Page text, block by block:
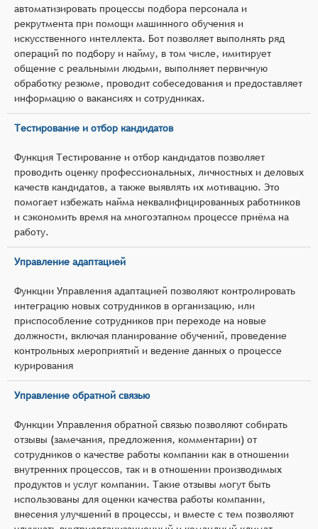
автоматизировать процессы подбора персонала и
рекрутмента при помощи машинного обучения и
искусственного интеллекта. Бот позволяет выполнять ряд
операций по подбору и найму, в том числе, имитирует
общение с реальными людьми, выполняет первичную
обработку резюме, проводит собеседования и предоставляет
информацию о вакансиях и сотрудниках.
Тестирование и отбор кандидатов
Функция Тестирование и отбор кандидатов позволяет
проводить оценку профессиональных, личностных и деловых
качеств кандидатов, а также выявлять их мотивацию. Это
помогает избежать найма неквалифицированных работников
и сэкономить время на многоэтапном процессе приёма на
работу.
Управление адаптацией
Функции Управления адаптацией позволяют контролировать
интеграцию новых сотрудников в организацию, или
приспособление сотрудников при переходе на новые
должности, включая планирование обучений, проведение
контрольных мероприятий и ведение данных о процессе
курирования
Управление обратной связью
Функции Управления обратной связью позволяют собирать
отзывы (замечания, предложения, комментарии) от
сотрудников о качестве работы компании как в отношении
внутренних процессов, так и в отношении производимых
продуктов и услуг компании. Такие отзывы могут быть
использованы для оценки качества работы компании,
внесения улучшений в процессы, и вместе с тем позволяют